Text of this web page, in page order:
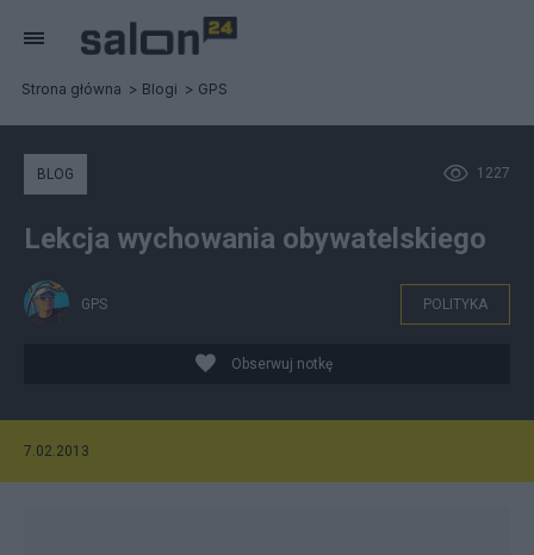
Strona główna Blogi GPS
1227
BLOG
Lekcja wychowania obywatelskiego
GPS POLITYKA
Obserwuj notkę
7.02.2013